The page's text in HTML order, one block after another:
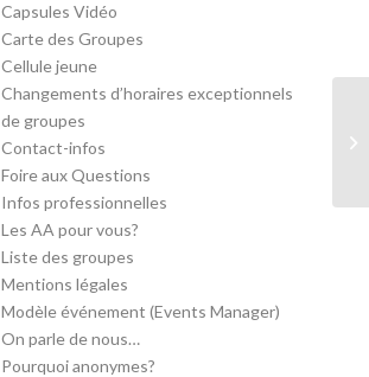
Capsules Vidéo
Carte des Groupes
Cellule jeune
Changements d’horaires exceptionnels
de groupes
Contact-infos
Foire aux Questions
Infos professionnelles
Les AA pour vous?
Liste des groupes
Mentions légales
Modèle événement (Events Manager)
On parle de nous…
Pourquoi anonymes?